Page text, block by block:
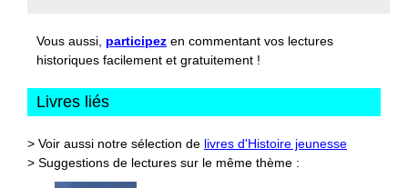
Vous aussi, participez en commentant vos lectures
historiques facilement et gratuitement !
Livres liés
> Voir aussi notre sélection de livres d'Histoire jeunesse
> Suggestions de lectures sur le même thème :